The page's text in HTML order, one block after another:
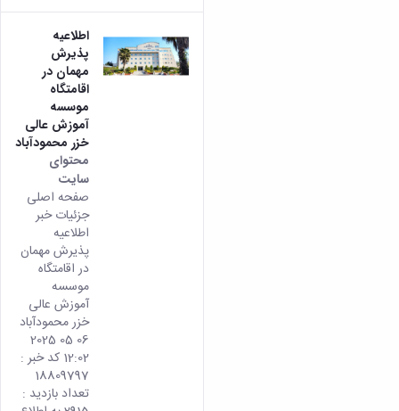
اطلاعیه
پذیرش
مهمان در
اقامتگاه
موسسه
آموزش عالی
خزر محمودآباد
محتوای
سایت
صفحه اصلی
جزئیات خبر
اطلاعیه
پذیرش مهمان
در اقامتگاه
موسسه
آموزش عالی
خزر محمودآباد
06 05 2025
12:02 کد خبر :
18809797
تعداد بازدید :